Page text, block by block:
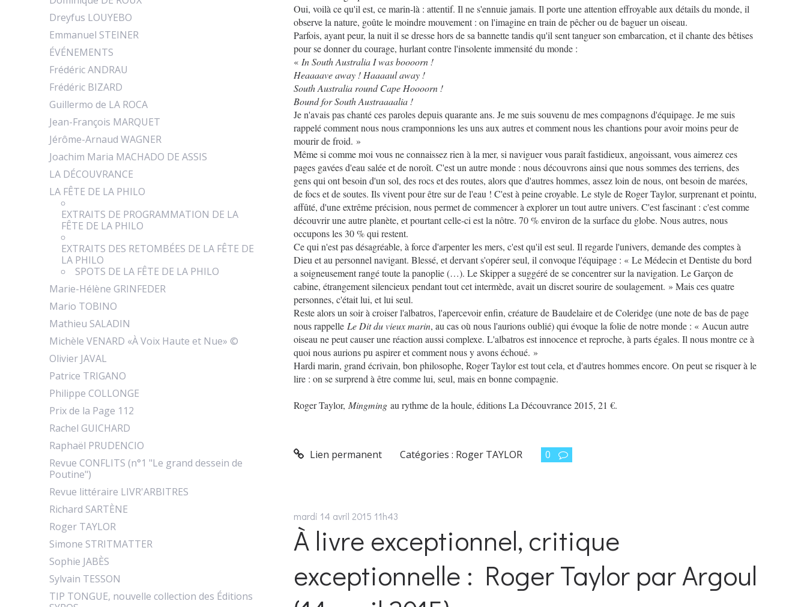
Dreyfus LOUYEBO
Emmanuel STEINER
ÉVÉNEMENTS
Frédéric ANDRAU
Frédéric BIZARD
Guillermo de LA ROCA
Jean-François MARQUET
Jérôme-Arnaud WAGNER
Joachim Maria MACHADO DE ASSIS
LA DÉCOUVRANCE
LA FÊTE DE LA PHILO
EXTRAITS DE PROGRAMMATION DE LA
FÊTE DE LA PHILO
EXTRAITS DES RETOMBÉES DE LA FÊTE DE
LA PHILO
SPOTS DE LA FÊTE DE LA PHILO
Marie-Hélène GRINFEDER
Mario TOBINO
Mathieu SALADIN
Michèle VENARD «À Voix Haute et Nue» ©
Olivier JAVAL
Patrice TRIGANO
Philippe COLLONGE
Prix de la Page 112
Rachel GUICHARD
Raphaël PRUDENCIO
Revue CONFLITS (n°1 "Le grand dessein de
Poutine")
Revue littéraire LIVR'ARBITRES
Richard SARTÈNE
Roger TAYLOR
Simone STRITMATTER
Sophie JABÈS
Sylvain TESSON
TIP TONGUE, nouvelle collection des Éditions
Oui, voilà ce qu'il est, ce marin-là : attentif. Il ne s'ennuie jamais. Il porte une attention effroyable aux détails du monde, il
observe la nature, goûte le moindre mouvement : on l'imagine en train de pêcher ou de baguer un oiseau.
Parfois, ayant peur, la nuit il se dresse hors de sa bannette tandis qu'il sent tanguer son embarcation, et il chante des bêtises
pour se donner du courage, hurlant contre l'insolente immensité du monde :
« In South Australia I was boooorn !
Heaaaave away ! Haaaaul away !
South Australia round Cape Hoooorn !
Bound for South Austraaaalia !
Je n'avais pas chanté ces paroles depuis quarante ans. Je me suis souvenu de mes compagnons d'équipage. Je me suis
rappelé comment nous nous cramponnions les uns aux autres et comment nous les chantions pour avoir moins peur de
mourir de froid. »
Même si comme moi vous ne connaissez rien à la mer, si naviguer vous paraît fastidieux, angoissant, vous aimerez ces
pages gavées d'eau salée et de noroît. C'est un autre monde : nous découvrons ainsi que nous sommes des terriens, des
gens qui ont besoin d'un sol, des rocs et des routes, alors que d'autres hommes, assez loin de nous, ont besoin de marées,
de focs et de soutes. Ils vivent pour être sur de l'eau ! C'est à peine croyable. Le style de Roger Taylor, surprenant et pointu,
affûté, d'une extrême précision, nous permet de commencer à explorer un tout autre univers. C'est fascinant : c'est comme
découvrir une autre planète, et pourtant celle-ci est la nôtre. 70 % environ de la surface du globe. Nous autres, nous
occupons les 30 % qui restent.
Ce qui n'est pas désagréable, à force d'arpenter les mers, c'est qu'il est seul. Il regarde l'univers, demande des comptes à
Dieu et au personnel navigant. Blessé, et dervant s'opérer seul, il convoque l'équipage : « Le Médecin et Dentiste du bord
a soigneusement rangé toute la panoplie (…). Le Skipper a suggéré de se concentrer sur la navigation. Le Garçon de
cabine, étrangement silencieux pendant tout cet intermède, avait un discret sourire de soulagement. » Mais ces quatre
personnes, c'était lui, et lui seul.
Reste alors un soir à croiser l'albatros, l'apercevoir enfin, créature de Baudelaire et de Coleridge (une note de bas de page
nous rappelle Le Dit du vieux marin, au cas où nous l'aurions oublié) qui évoque la folie de notre monde : « Aucun autre
oiseau ne peut causer une réaction aussi complexe. L'albatros est innocence et reproche, à parts égales. Il nous montre ce à
quoi nous aurions pu aspirer et comment nous y avons échoué. »
Hardi marin, grand écrivain, bon philosophe, Roger Taylor est tout cela, et d'autres hommes encore. On peut se risquer à le
lire : on se surprend à être comme lui, seul, mais en bonne compagnie.
Roger Taylor, Mingming au rythme de la houle, éditions La Découvrance 2015, 21 €.
Lien permanent Catégories : Roger TAYLOR 0
mardi 14 avril 2015 11h43
À livre exceptionnel, critique
exceptionnelle : Roger Taylor par Argoul